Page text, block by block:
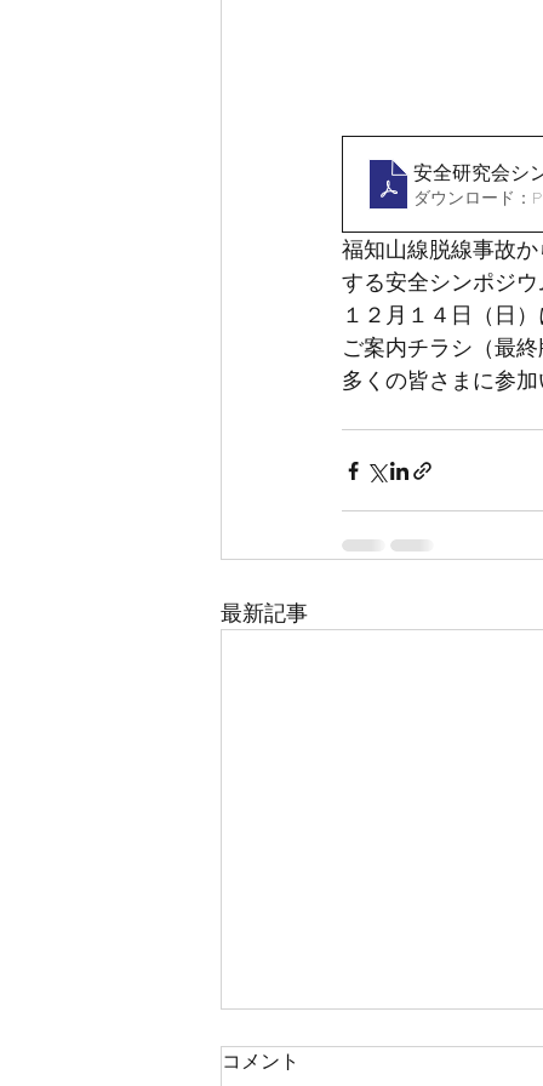
安全研究会シ
ダウンロード：
福知山線脱線事故
する安全シンポジ
１２月１４日（日
ご案内チラシ（最
多くの皆さまに参
最新記事
バースマスター（３）
コメント